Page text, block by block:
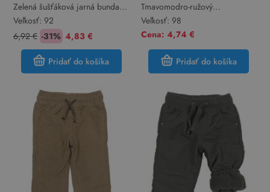
Zelená šušťáková jarná bunda s
dinosaurami a kapucí
zn.Topomini
Veľkosť: 92
6,92 € -31% 4,83 €
Pridať do košíka
Tmavomodro-ružový
hviezdičkovaný UV overal s
jednorožcom Topomini
Veľkosť: 98
Cena: 4,74 €
Pridať do košíka